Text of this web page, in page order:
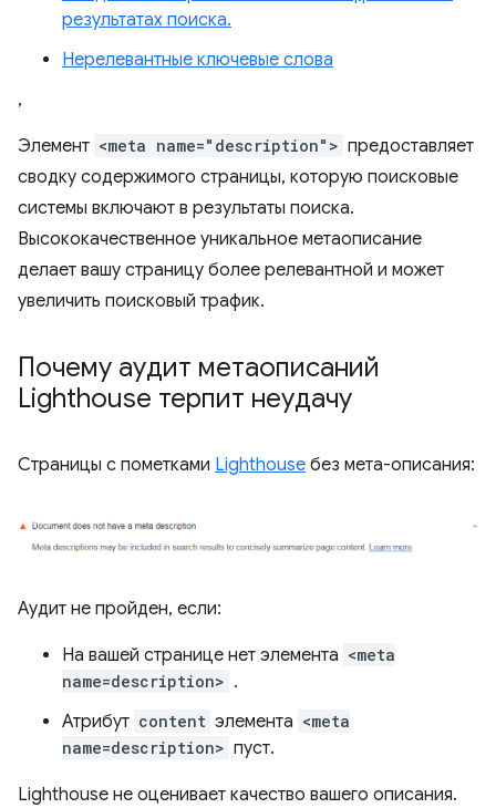
результатах поиска.
Нерелевантные ключевые слова
,
Элемент <meta name="description"> предоставляет
сводку содержимого страницы, которую поисковые
системы включают в результаты поиска.
Высококачественное уникальное метаописание
делает вашу страницу более релевантной и может
увеличить поисковый трафик.
Почему аудит метаописаний
Lighthouse терпит неудачу
Страницы с пометками Lighthouse без мета-описания:
Аудит не пройден, если:
На вашей странице нет элемента <meta
name=description> .
Атрибут content элемента <meta
name=description> пуст.
Lighthouse не оценивает качество вашего описания.